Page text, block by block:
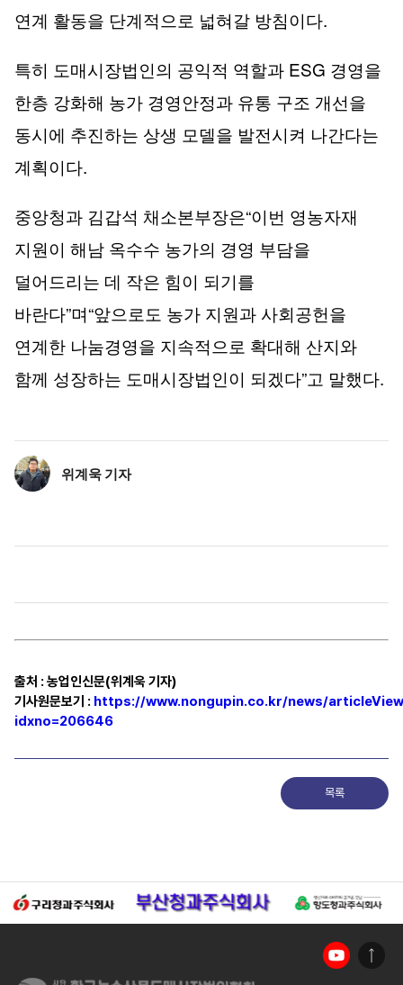
연계 활동을 단계적으로 넓혀갈 방침이다.
특히 도매시장법인의 공익적 역할과 ESG 경영을
한층 강화해 농가 경영안정과 유통 구조 개선을
동시에 추진하는 상생 모델을 발전시켜 나간다는
계획이다.
중앙청과 김갑석 채소본부장은“이번 영농자재
지원이 해남 옥수수 농가의 경영 부담을
덜어드리는 데 작은 힘이 되기를
바란다”며 “앞으로도 농가 지원과 사회공헌을
연계한 나눔경영을 지속적으로 확대해 산지와
함께 성장하는 도매시장법인이 되겠다”고 말했다.
위계욱 기자
출처 : 농업인신문(위계욱 기자)
기사원문보기 : https://www.nongupin.co.kr/news/
idxno=206646
목록